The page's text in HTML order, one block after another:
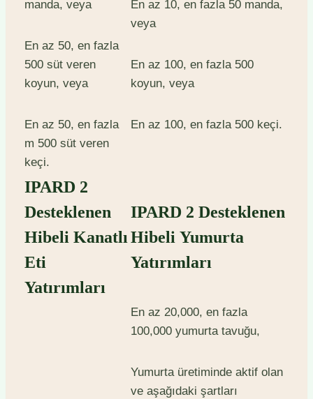
manda, veya
En az 50, en fazla
500 süt veren
koyun, veya
En az 50, en fazla
m 500 süt veren
keçi.
En az 10, en fazla 50 manda,
veya
En az 100, en fazla 500
koyun, veya
En az 100, en fazla 500 keçi.
IPARD 2
Desteklenen
Hibeli Kanatlı
Eti
Yatırımları
IPARD 2 Desteklenen
Hibeli Yumurta
Yatırımları
En az 20,000, en fazla
100,000 yumurta tavuğu,
Yumurta üretiminde aktif olan
ve aşağıdaki şartları